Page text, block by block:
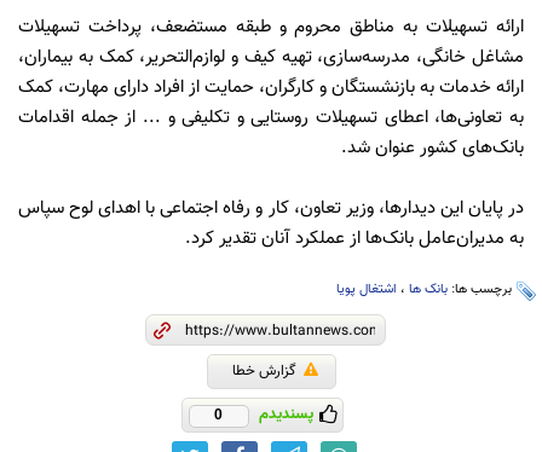
ارائه تسهیلات به مناطق محروم و طبقه مستضعف، پرداخت تسهیلات
مشاغل خانگی، مدرسه‌سازی، تهیه کیف و لوازم‌التحریر، کمک به بیماران،
ارائه خدمات به بازنشستگان و کارگران، حمایت از افراد دارای مهارت، کمک
به تعاونی‌ها، اعطای تسهیلات روستایی و تکلیفی و ... از جمله اقدامات
بانک‌‌های کشور عنوان شد.
در پایان این دیدارها، وزیر تعاون، کار و رفاه اجتماعی با اهدای لوح سپاس
به مدیران‌عامل بانک‌ها از عملکرد آنان تقدیر کرد.
برچسب ها: بانک ها ، اشتغال پویا
گزارش خطا
پسندیدم 0